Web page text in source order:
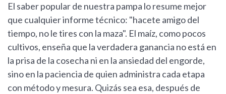
El saber popular de nuestra pampa lo resume mejor
que cualquier informe técnico: "hacete amigo del
tiempo, no le tires con la maza". El maíz, como pocos
cultivos, enseña que la verdadera ganancia no está en
la prisa de la cosecha ni en la ansiedad del engorde,
sino en la paciencia de quien administra cada etapa
con método y mesura. Quizás sea esa, después de